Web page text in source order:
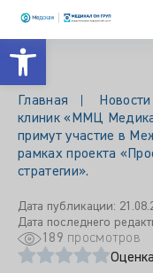
Открыть панель
Главная Новости
клиник «ММЦ
примут участие в
рамках проекта
стратегии».
Дата публикации:
Дата последнего
189 просмотров